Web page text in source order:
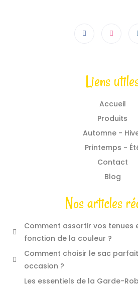
Liens
Accueil
Produits
Automne -
Printemps -
Contact
Blog
Nos articles
Comment assortir vos tenues
fonction de la couleur ?
Comment choisir le sac
occasion ?
Les essentiels de la Garde-